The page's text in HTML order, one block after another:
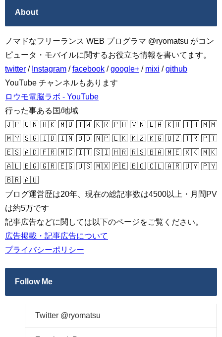
About
ノマドなフリーランス WEB プログラマ @ryomatsu がコン
ピュータ・モバイルに関するお役立ち情報を書いてます。
twitter / Instagram /facebook /google+ / mixi /github
YouTube チャンネルもあります
ロウモ電脳ラボ - YouTube
行った事ある国/地域
🇯🇵 🇨🇳 🇭🇰 🇲🇴 🇹🇼 🇰🇷 🇵🇭 🇻🇳 🇱🇦 🇰🇭 🇹🇭 🇲🇲
🇲🇾 🇸🇬 🇮🇩 🇮🇳 🇧🇩 🇳🇵 🇱🇰 🇰🇿 🇰🇬 🇺🇿 🇹🇷 🇵🇹
🇪🇸 🇦🇩 🇫🇷 🇲🇨 🇮🇹 🇸🇮 🇭🇷 🇷🇸 🇧🇦 🇲🇪 🇽🇰 🇲🇰
🇦🇱 🇧🇬 🇬🇷 🇪🇬 🇺🇸 🇲🇽 🇵🇪 🇧🇴 🇨🇱 🇦🇷 🇺🇾 🇵🇾
🇧🇷 🇦🇺
ブログ運営歴は20年、現在の総記事数は4500以上・月間PV
は約5万です
記事広告などに関しては以下のページをご覧ください。
広告掲載・記事広告について
プライバシーポリシー
Follow Me
Twitter @ryomatsu